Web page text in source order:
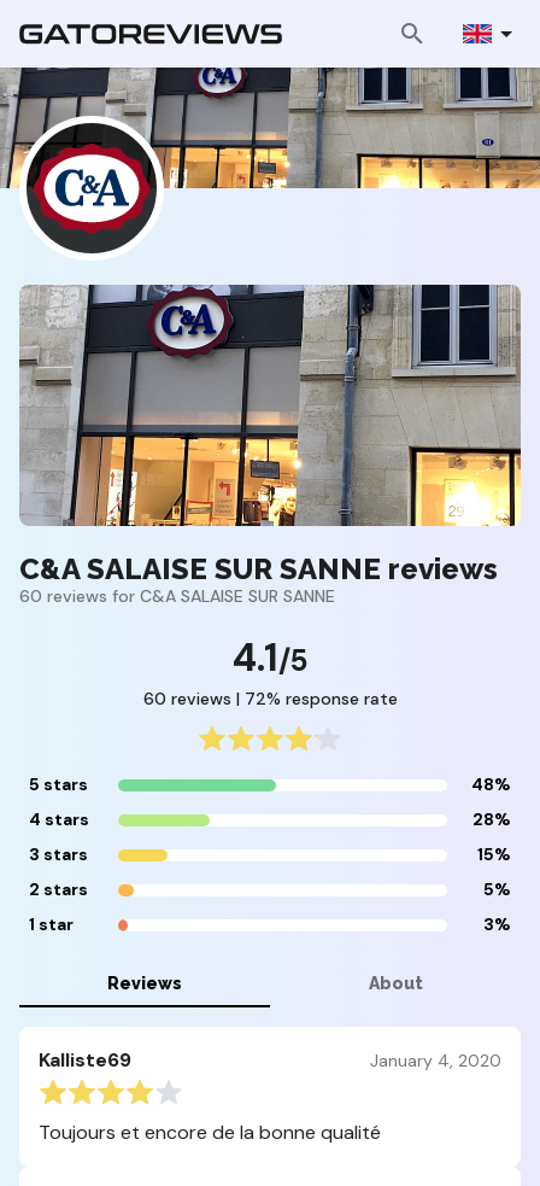
C&A SALAISE SUR SANNE reviews
60 reviews for C&A SALAISE SUR SANNE
4.1/5
60 reviews | 72% response rate
5 stars
48%
4 stars
28%
3 stars
15%
2 stars
5%
1 star
3%
Reviews About
Kalliste69 January 4, 2020
Toujours et encore de la bonne qualité